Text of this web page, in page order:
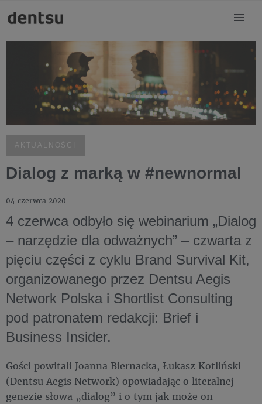
AKTUALNOŚCI
Dialog z marką w #newnormal
04 czerwca 2020
4 czerwca odbyło się webinarium „Dialog
– narzędzie dla odważnych” – czwarta z
pięciu części z cyklu Brand Survival Kit,
organizowanego przez Dentsu Aegis
Network Polska i Shortlist Consulting
pod patronatem redakcji: Brief i
Business Insider.
Gości powitali Joanna Biernacka, Łukasz Kotliński
(Dentsu Aegis Network) opowiadając o literalnej
genezie słowa „dialog” i o tym jak może on